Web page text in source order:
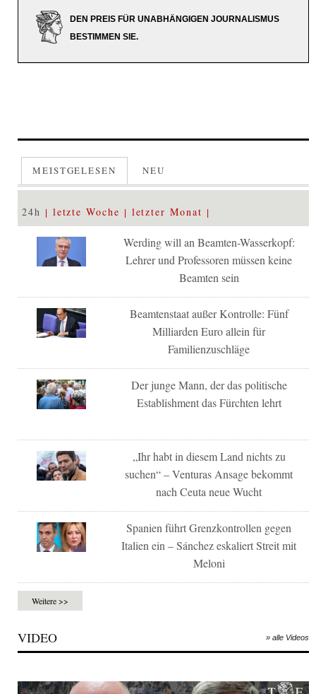
DEN PREIS FÜR UNABHÄNGIGEN JOURNALISMUS
BESTIMMEN SIE.
MEISTGELESEN NEU
24h letzte Woche letzter Monat
Werding will an Beamten-Wasserkopf:
Lehrer und Professoren müssen keine
Beamten sein
Beamtenstaat außer Kontrolle: Fünf
Milliarden Euro allein für
Familienzuschläge
Der junge Mann, der das politische
Establishment das Fürchten lehrt
„Ihr habt in diesem Land nichts zu
suchen“ – Venturas Ansage bekommt
nach Ceuta neue Wucht
Spanien führt Grenzkontrollen gegen
Italien ein – Sánchez eskaliert Streit mit
Meloni
Weitere >>
VIDEO » alle Videos